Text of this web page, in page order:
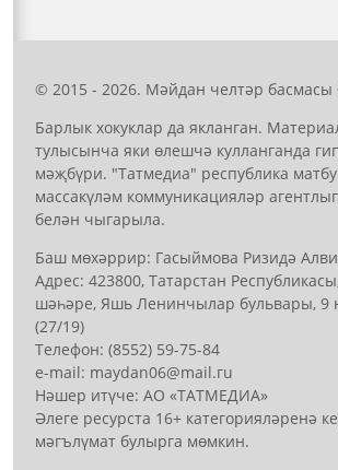
© 2015 - 2026. Мәйдан челтәр
Барлык хокуклар да якланган.
тулысынча яки өлешчә кулланганда
мәҗбүри. "Татмедиа" республика
массакүләм коммуникацияләр
белән чыгарыла.
Баш мөхәррир: Гасыймова Ризидә
Адрес: 423800, Татарстан
шәһәре, Яшь Ленинчылар бульвары, 9
(27/19)
Телефон: (8552) 59-75-84
е-mail: mауdаn06@mail.гu
Нәшер итүче: АО «ТАТМЕДИА»
Әлеге ресурста 16+ категорияләренә
мәгълүмат булырга мөмкин.